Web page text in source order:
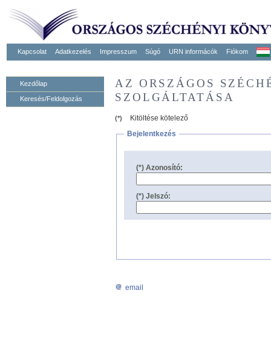
Kapcsolat Adatkezelés Impresszum Súgó URN informácók Fiókom
Kezdőlap
Keresés/Feldolgozás
AZ ORSZÁGOS
SZOLGÁLTATÁSA
(*)
Kitöltése kötelező
Bejelentkezés
(*) Azonosító:
(*) Jelszó:
email